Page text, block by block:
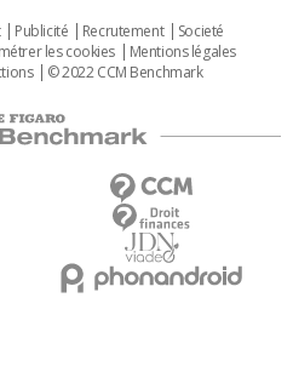
Publicité Recrutement
Societé
les cookies
Mentions légales
© 2022 CCM Benchmark